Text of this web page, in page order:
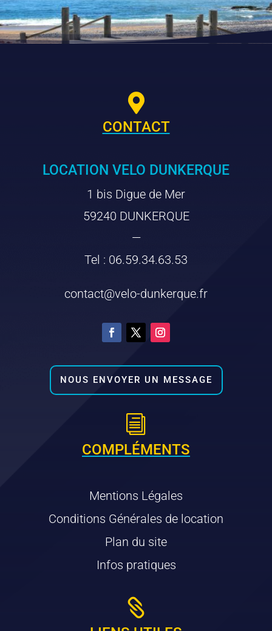

CONTACT
LOCATION VELO DUNKERQUE
1 bis Digue de Mer
59240 DUNKERQUE
—
Tel : 06.59.34.63.53
contact@velo-dunkerque.fr
NOUS ENVOYER UN MESSAGE
i
COMPLÉMENTS
Mentions Légales
Conditions Générales de location
Plan du site
Infos pratiques
